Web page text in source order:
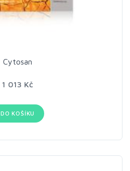
Cytosan
1 013 Kč
DO KOŠÍKU